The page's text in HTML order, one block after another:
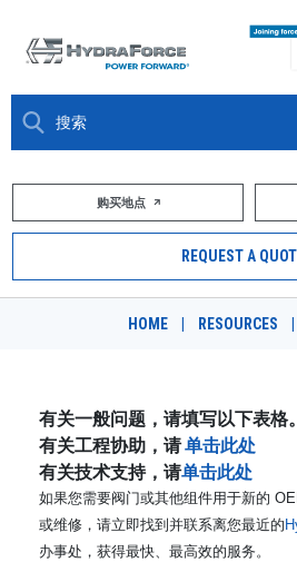
大约关于
市场
职业
DESIGN TOOLS
CONTACT
购买地点
购买地点
REQUEST A
HOME RESOURCES
有关一般问题，请填写以下表格。
有关工程协助，请单击此处
有关技术支持，请单击此处
如果您需要阀门或其他组件用于新的
或维修，请立即找到并联系离您最近的
办事处，获得最快、最高效的服务。